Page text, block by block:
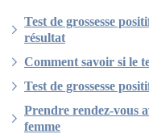
Test de grossesse
résultat
Comment savoir si le
Test de grossesse
Prendre rendez-vous
femme